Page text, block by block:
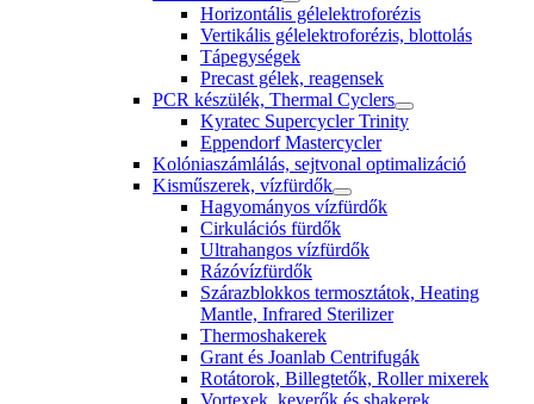
Horizontális gélelektroforézis
Vertikális gélelektroforézis, blottolás
Tápegységek
Precast gélek, reagensek
PCR készülék, Thermal Cyclers
Kyratec Supercycler Trinity
Eppendorf Mastercycler
Kolóniaszámlálás, sejtvonal optimalizáció
Kisműszerek, vízfürdők
Hagyományos vízfürdők
Cirkulációs fürdők
Ultrahangos vízfürdők
Rázóvízfürdők
Szárazblokkos termosztátok, Heating
Mantle, Infrared Sterilizer
Thermoshakerek
Grant és Joanlab Centrifugák
Rotátorok, Billegtetők, Roller mixerek
Vortexek, keverők és shakerek